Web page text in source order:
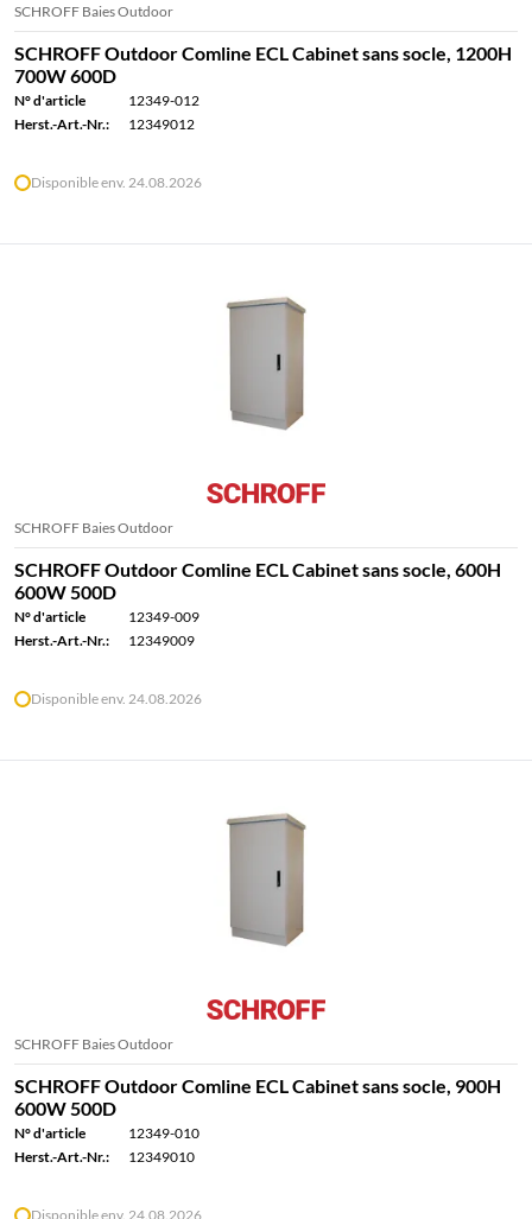
SCHROFF Baies Outdoor
SCHROFF Outdoor Comline ECL Cabinet sans socle, 1200H
700W 600D
N° d'article
12349-012
Herst.-Art.-Nr.:
12349012
Disponible env. 24.08.2026
SCHROFF Baies Outdoor
SCHROFF Outdoor Comline ECL Cabinet sans socle, 600H
600W 500D
N° d'article
12349-009
Herst.-Art.-Nr.:
12349009
Disponible env. 24.08.2026
SCHROFF Baies Outdoor
SCHROFF Outdoor Comline ECL Cabinet sans socle, 900H
600W 500D
N° d'article
12349-010
Herst.-Art.-Nr.:
12349010
Disponible env. 24.08.2026